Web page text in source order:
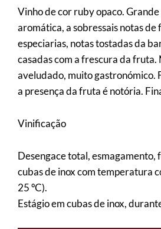
Vinho de cor ruby opaco.
aromática, a sobressais notas
especiarias, notas tostadas da
casadas com a frescura da fruta.
aveludado, muito gastronómico.
a presença da fruta é notória.
Vinificação
Desengace total, esmagamento,
cubas de inox com temperatura
25 ºC).
Estágio em cubas de inox,